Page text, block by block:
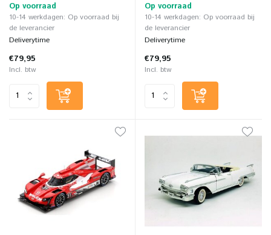
Op voorraad
10-14 werkdagen: Op voorraad bij
de leverancier
Deliverytime
€79,95
Incl. btw
Op voorraad
10-14 werkdagen: Op voorraad bij
de leverancier
Deliverytime
€79,95
Incl. btw